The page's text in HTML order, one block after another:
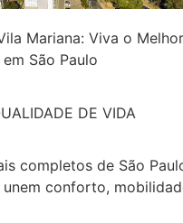
Mariana: Viva o
São Paulo
DE VIDA
completos de São
conforto,